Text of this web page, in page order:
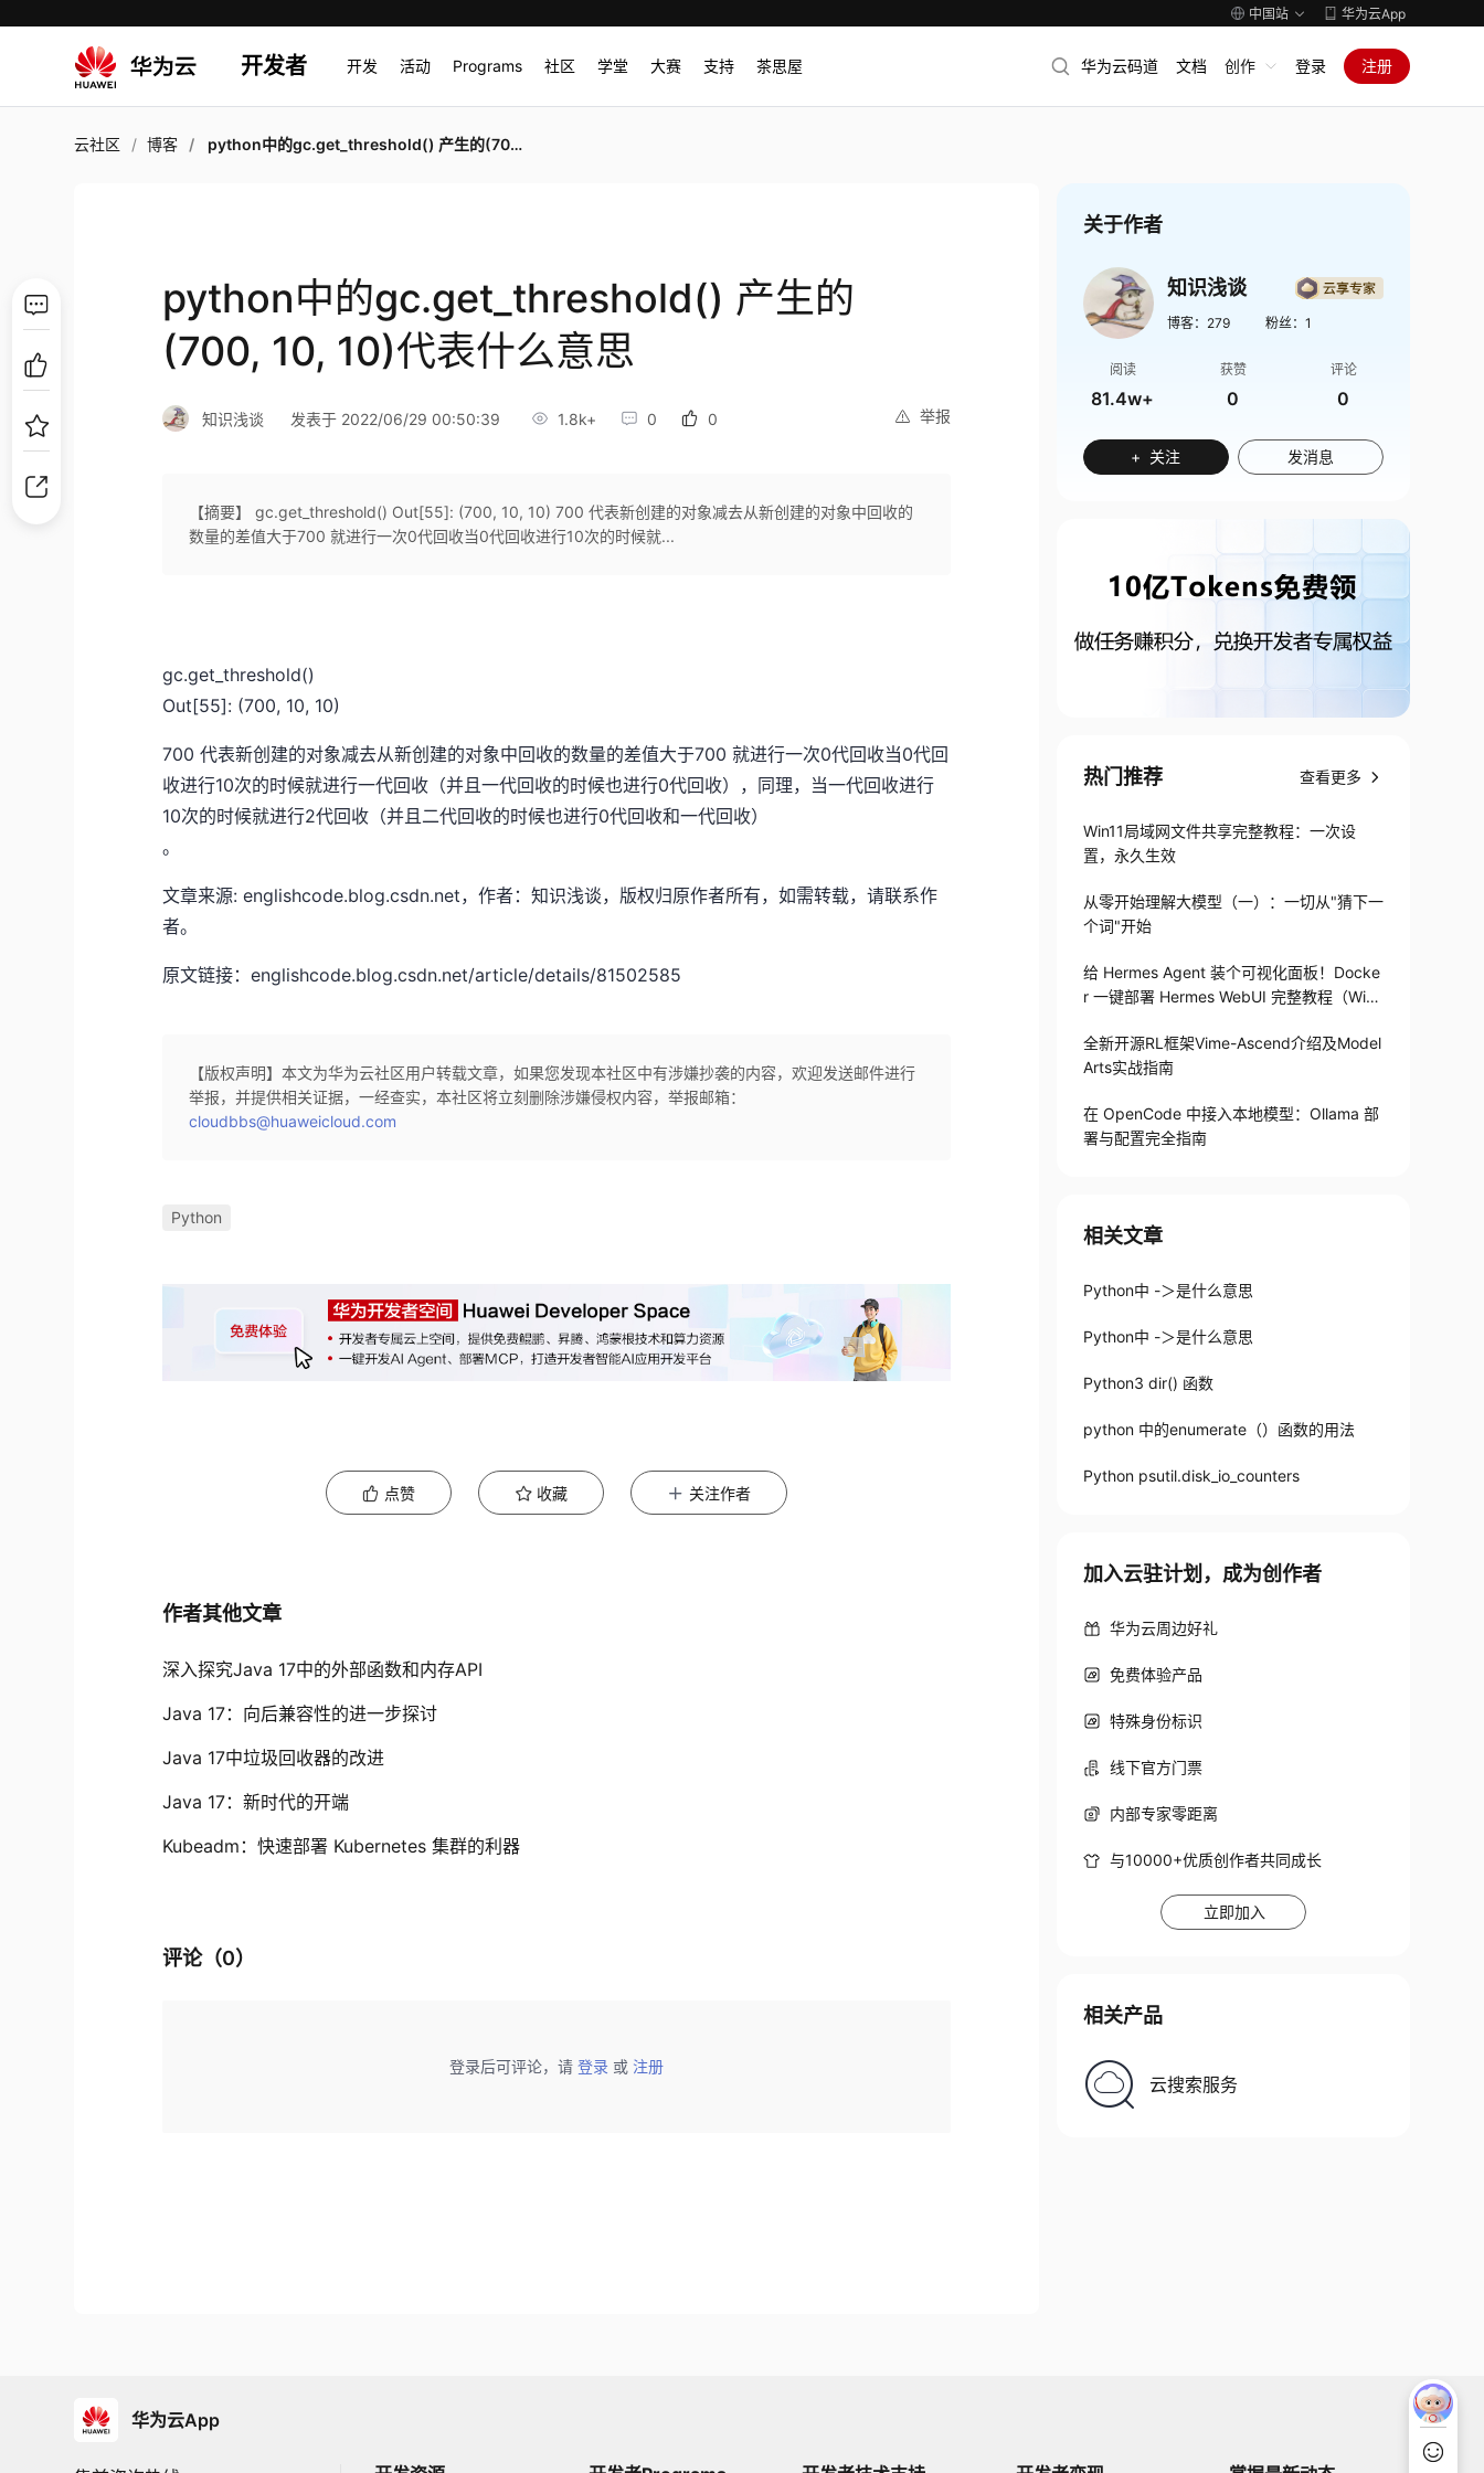
中国站 华为云App
开发者 开发 活动 Programs 社区 学堂 大赛 支持 茶思屋 华为云码道 文档 创作 登录 注册
云社区 博客 python中的gc.get_threshold() 产生的(700, 10, 10)代表什么意思
python中的gc.get_threshold() 产生的
(700, 10, 10)代表什么意思
举报
知识浅谈 发表于 2022/06/29 00:50:39 1.8k+ 0 0
【摘要】 gc.get_threshold() Out[55]: (700, 10, 10) 700 代表新创建的对象减去从新创建的对象中回收的
数量的差值大于700 就进行一次0代回收当0代回收进行10次的时候就...
gc.get_threshold()
Out[55]: (700, 10, 10)
700 代表新创建的对象减去从新创建的对象中回收的数量的差值大于700 就进行一次0代回收当0代回
收进行10次的时候就进行一代回收（并且一代回收的时候也进行0代回收），同理，当一代回收进行
10次的时候就进行2代回收（并且二代回收的时候也进行0代回收和一代回收）
。
文章来源: englishcode.blog.csdn.net，作者：知识浅谈，版权归原作者所有，如需转载，请联系作
者。
原文链接：englishcode.blog.csdn.net/article/details/81502585
【版权声明】本文为华为云社区用户转载文章，如果您发现本社区中有涉嫌抄袭的内容，欢迎发送邮件进行
举报，并提供相关证据，一经查实，本社区将立刻删除涉嫌侵权内容，举报邮箱：
cloudbbs@huaweicloud.com
Python
点赞 收藏 关注作者
作者其他文章
深入探究Java 17中的外部函数和内存API
Java 17：向后兼容性的进一步探讨
Java 17中垃圾回收器的改进
Java 17：新时代的开端
Kubeadm：快速部署 Kubernetes 集群的利器
评论（0）
登录后可评论，请 登录 或 注册
关于作者
知识浅谈
博客： 279 粉丝： 1
阅读
81.4w+
获赞
0
评论
0
+ 关注 发消息
热门推荐 查看更多
Win11局域网文件共享完整教程：一次设
置，永久生效
从零开始理解大模型（一）：一切从"猜下一
个词"开始
给 Hermes Agent 装个可视化面板！Docke
r 一键部署 Hermes WebUI 完整教程（Win
全新开源RL框架Vime-Ascend介绍及Model
Arts实战指南
在 OpenCode 中接入本地模型：Ollama 部
署与配置完全指南
相关文章
Python中 -＞是什么意思
Python中 -＞是什么意思
Python3 dir() 函数
python 中的enumerate（）函数的用法
Python psutil.disk_io_counters
加入云驻计划，成为创作者
华为云周边好礼
免费体验产品
特殊身份标识
线下官方门票
内部专家零距离
与10000+优质创作者共同成长
立即加入
相关产品
云搜索服务
华为云App